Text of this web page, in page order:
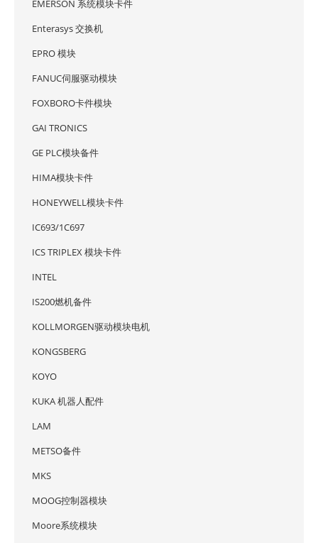
EMERSON 系统模块卡件
Enterasys 交换机
EPRO 模块
FANUC伺服驱动模块
FOXBORO卡件模块
GAI TRONICS
GE PLC模块备件
HIMA模块卡件
HONEYWELL模块卡件
IC693/1C697
ICS TRIPLEX 模块卡件
INTEL
IS200燃机备件
KOLLMORGEN驱动模块电机
KONGSBERG
KOYO
KUKA 机器人配件
LAM
METSO备件
MKS
MOOG控制器模块
Moore系统模块